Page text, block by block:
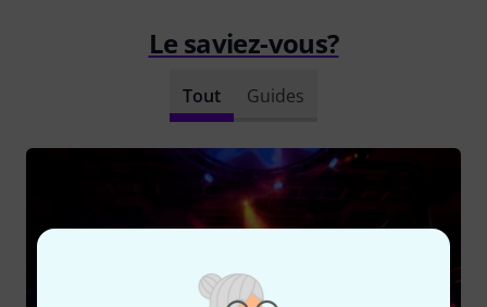
Le saviez-vous?
Tout Guides